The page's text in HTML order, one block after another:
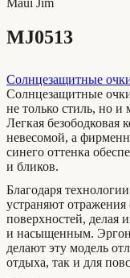
Maui Jim
MJ0513
Солнцезащитные
Солнцезащитные
не только стиль, но
Легкая безободковая
невесомой, а
синего оттенка
и бликов.
Благодаря
устраняют отражения
поверхностей, делая
и насыщенным.
делают эту модель
отдыха, так и для